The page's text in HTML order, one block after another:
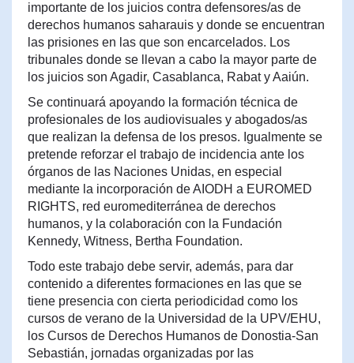
importante de los juicios contra defensores/as de
derechos humanos saharauis y donde se encuentran
las prisiones en las que son encarcelados. Los
tribunales donde se llevan a cabo la mayor parte de
los juicios son Agadir, Casablanca, Rabat y Aaiún.
Se continuará apoyando la formación técnica de
profesionales de los audiovisuales y abogados/as
que realizan la defensa de los presos. Igualmente se
pretende reforzar el trabajo de incidencia ante los
órganos de las Naciones Unidas, en especial
mediante la incorporación de AIODH a EUROMED
RIGHTS, red euromediterránea de derechos
humanos, y la colaboración con la Fundación
Kennedy, Witness, Bertha Foundation.
Todo este trabajo debe servir, además, para dar
contenido a diferentes formaciones en las que se
tiene presencia con cierta periodicidad como los
cursos de verano de la Universidad de la UPV/EHU,
los Cursos de Derechos Humanos de Donostia-San
Sebastián, jornadas organizadas por las